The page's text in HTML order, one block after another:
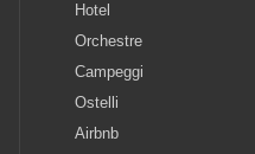
Hotel
Orchestre
Campeggi
Ostelli
Airbnb